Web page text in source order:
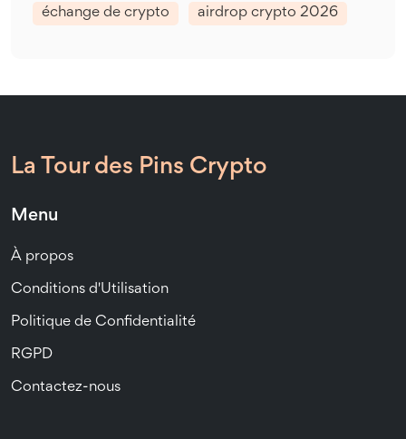
échange de crypto airdrop crypto 2026
La Tour des Pins Crypto
Menu
À propos
Conditions d'Utilisation
Politique de Confidentialité
RGPD
Contactez-nous